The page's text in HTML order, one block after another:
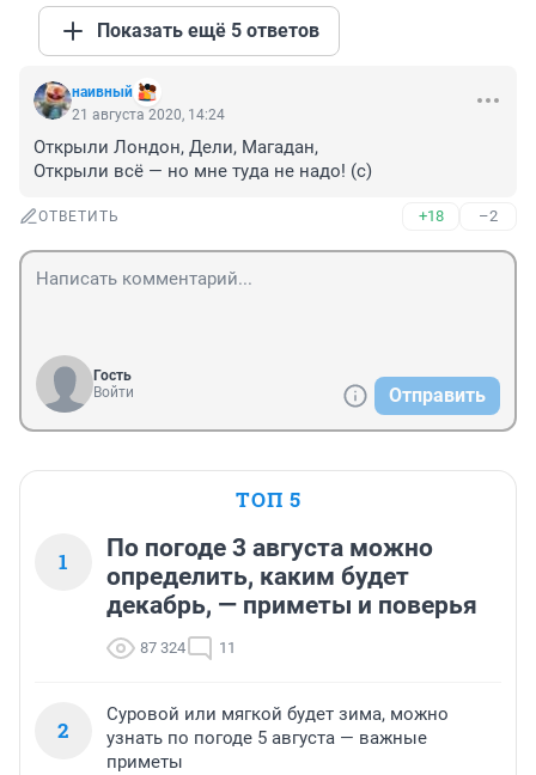
Показать ещё 5 ответов
наивный
21 августа 2020, 14:24
Открыли Лондон, Дели, Магадан,
Открыли всё — но мне туда не надо! (с)
ОТВЕТИТЬ +18 –2
Гость
Войти
Отправить
ТОП 5
1
По погоде 3 августа можно
определить, каким будет
декабрь, — приметы и поверья
87 324 11
2
Суровой или мягкой будет зима, можно
узнать по погоде 5 августа — важные
приметы